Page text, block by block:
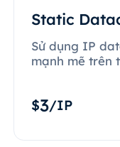
Static
Sử dụng IP
mạnh mẽ trên
$3/IP